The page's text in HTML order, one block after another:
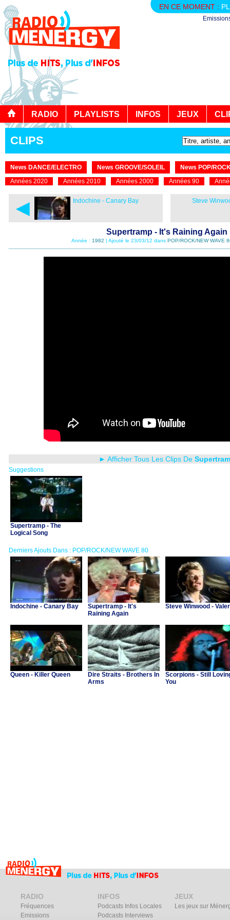
EN CE MOMENT :
RADIO PLAYLISTS INFOS JEUX
CLIPS
News DANCE/ELECTRO News GROOVE/SOLEIL
News POP/
Années 2020
Années 2010 Années 2000 Années 90
◄ Indochine - Canary Bay Steve
Supertramp - It's Raining Again
Année : 1982 | Ajouté le 23/03/12 dans POP/ROCK/NEW WAVE
► Afficher Tous Les Clips De
Suggestions
Supertramp - The
Logical Song
Derniers Ajouts Dans : POP/ROCK/NEW WAVE 80
Indochine - Canary Bay
Supertramp - It's
Raining Again
Steve Winwood -
Queen - Killer Queen
Dire Straits - Brothers In
Arms
Scorpions - Still
You
RADIO
Fréquences
Emissions
INFOS
Podcasts Infos Locales
Podcasts Interviews
JEUX
Les jeux sur